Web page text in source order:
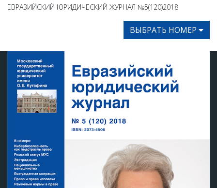
ЕВРАЗИЙСКИЙ ЮРИДИЧЕСКИЙ ЖУРНАЛ №5(120)2018
ВЫБРАТЬ НОМЕР